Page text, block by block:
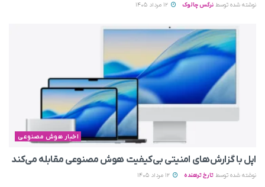
نوشته شده توسط نرگس چالوک
اخبار هوش مصنوعی
اپل با گزارش‌های امنیتی بی‌کیفیت هوش مصنوعی مقابله می‌کند
نوشته شده توسط تارخ ترهنده